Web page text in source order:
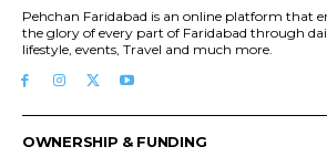
Pehchan Faridabad is an online platform that
the glory of every part of Faridabad through
lifestyle, events, Travel and much more.
OWNERSHIP & FUNDING